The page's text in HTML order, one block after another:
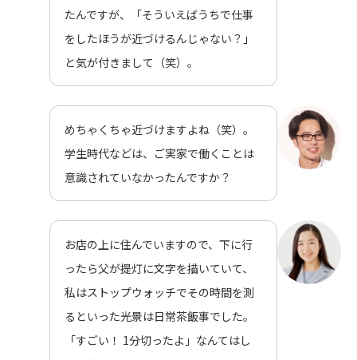
たんですが、「そういえばうちで仕事
をしたほうが近づけるんじゃない？」
と気が付きまして（笑）。
めちゃくちゃ近づけますよね（笑）。
学生時代などは、ご実家で働くことは
意識されていなかったんですか？
お店の上に住んでいますので、下に行
ったら父が提灯に文字を描いていて、
私はストップウォッチでその時間を測
るといった光景は日常茶飯事でした。
「すごい！ 1分切ったよ」なんてはし